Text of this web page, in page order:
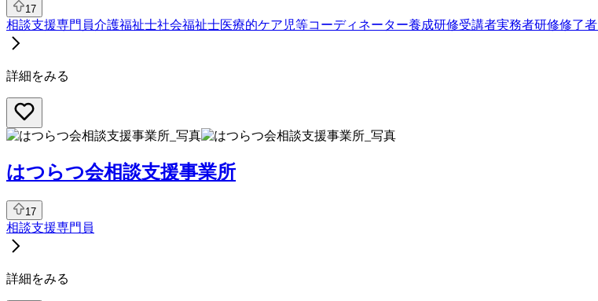
17
相談支援専門員介護福祉士社会福祉士医療的ケア児等コーディネーター養成研修受講者実務者研修修了者
詳細をみる
はつらつ会相談支援事業所
17
相談支援専門員
詳細をみる